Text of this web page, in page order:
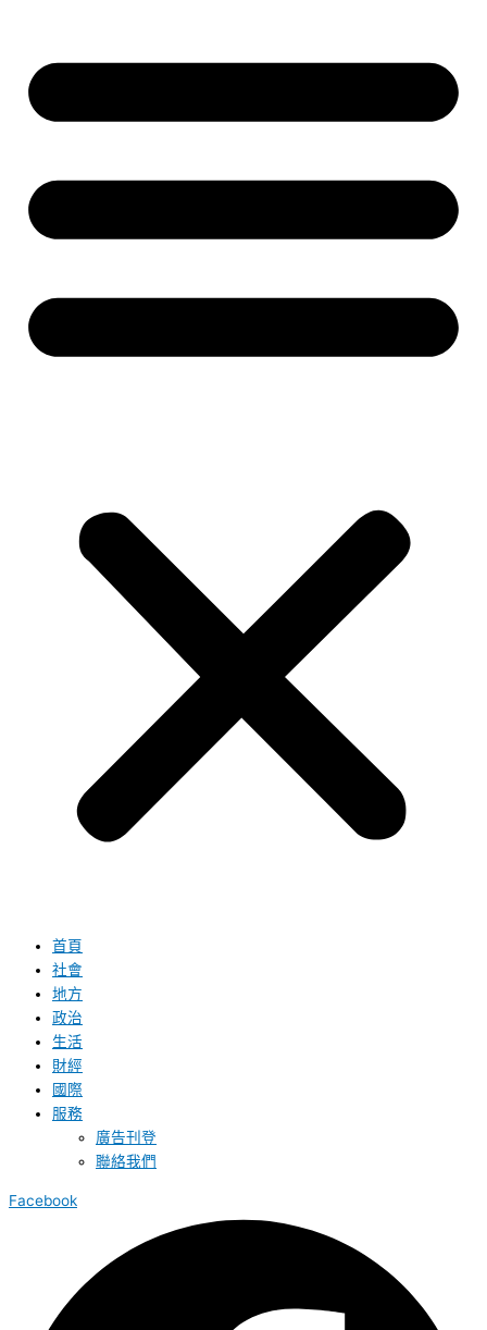
首頁
社會
地方
政治
生活
財經
國際
服務
廣告刊登
聯絡我們
Facebook